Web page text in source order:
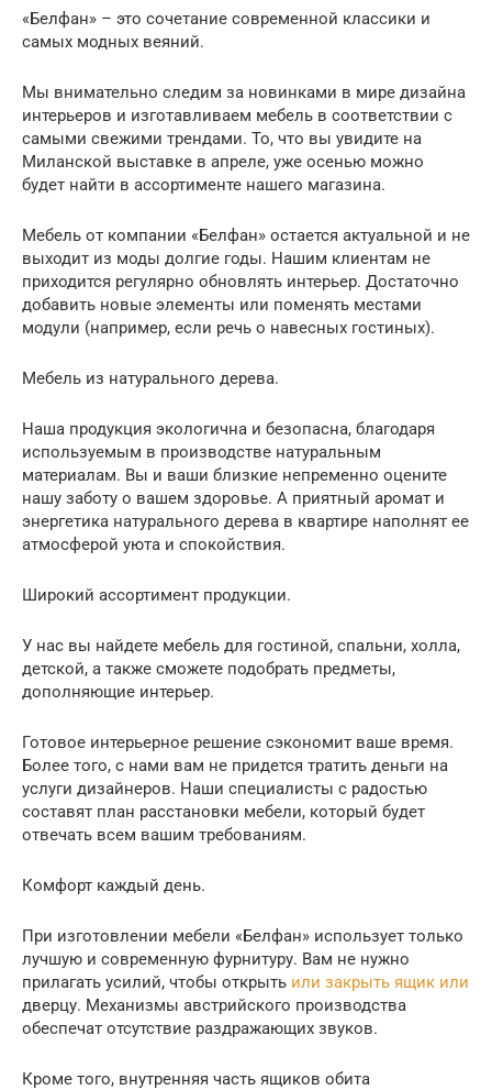
«Белфан» – это сочетание современной классики и
самых модных веяний.
Мы внимательно следим за новинками в мире дизайна
интерьеров и изготавливаем мебель в соответствии с
самыми свежими трендами. То, что вы увидите на
Миланской выставке в апреле, уже осенью можно
будет найти в ассортименте нашего магазина.
Мебель от компании «Белфан» остается актуальной и не
выходит из моды долгие годы. Нашим клиентам не
приходится регулярно обновлять интерьер. Достаточно
добавить новые элементы или поменять местами
модули (например, если речь о навесных гостиных).
Мебель из натурального дерева.
Наша продукция экологична и безопасна, благодаря
используемым в производстве натуральным
материалам. Вы и ваши близкие непременно оцените
нашу заботу о вашем здоровье. А приятный аромат и
энергетика натурального дерева в квартире наполнят ее
атмосферой уюта и спокойствия.
Широкий ассортимент продукции.
У нас вы найдете мебель для гостиной, спальни, холла,
детской, а также сможете подобрать предметы,
дополняющие интерьер.
Готовое интерьерное решение сэкономит ваше время.
Более того, с нами вам не придется тратить деньги на
услуги дизайнеров. Наши специалисты с радостью
составят план расстановки мебели, который будет
отвечать всем вашим требованиям.
Комфорт каждый день.
При изготовлении мебели «Белфан» использует только
лучшую и современную фурнитуру. Вам не нужно
прилагать усилий, чтобы открыть или закрыть ящик или
дверцу. Механизмы австрийского производства
обеспечат отсутствие раздражающих звуков.
Кроме того, внутренняя часть ящиков обита